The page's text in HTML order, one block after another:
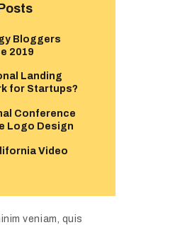
Bloggers
2019
Landing
for Startups?
Conference
Logo Design
Video
veniam, quis